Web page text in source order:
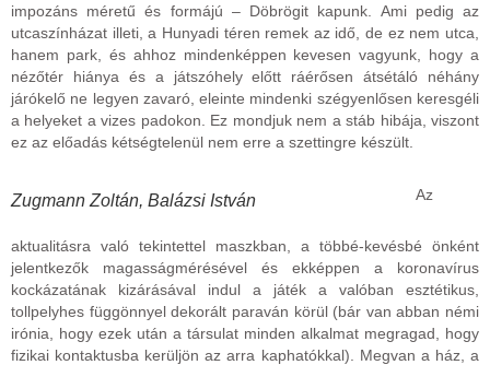
impozáns méretű és formájú – Döbrögit kapunk. Ami pedig az
utcaszínházat illeti, a Hunyadi téren remek az idő, de ez nem utca,
hanem park, és ahhoz mindenképpen kevesen vagyunk, hogy a
nézőtér hiánya és a játszóhely előtt ráérősen átsétáló néhány
járókelő ne legyen zavaró, eleinte mindenki szégyenlősen keresgéli
a helyeket a vizes padokon. Ez mondjuk nem a stáb hibája, viszont
ez az előadás kétségtelenül nem erre a szettingre készült.
Zugmann Zoltán, Balázsi István Az
aktualitásra való tekintettel maszkban, a többé-kevésbé önként
jelentkezők magasságmérésével és ekképpen a koronavírus
kockázatának kizárásával indul a játék a valóban esztétikus,
tollpelyhes függönnyel dekorált paraván körül (bár van abban némi
irónia, hogy ezek után a társulat minden alkalmat megragad, hogy
fizikai kontaktusba kerüljön az arra kaphatókkal). Megvan a ház, a